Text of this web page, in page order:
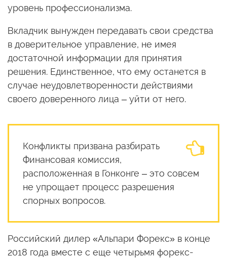
уровень профессионализма.
Вкладчик вынужден передавать свои средства
в доверительное управление, не имея
достаточной информации для принятия
решения. Единственное, что ему останется в
случае неудовлетворенности действиями
своего доверенного лица – уйти от него.
Конфликты призвана разбирать
Финансовая комиссия,
расположенная в Гонконге – это совсем
не упрощает процесс разрешения
спорных вопросов.
Российский дилер «Альпари Форекс» в конце
2018 года вместе с еще четырьмя форекс-